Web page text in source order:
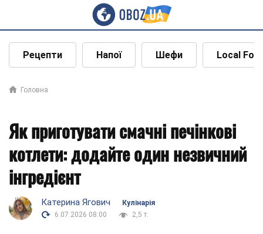
Рецепти Напої Шефи Local
Головна
Як приготувати смачні печінкові
котлети: додайте один незвичний
інгредієнт
Катерина Ягович
Кулінарія
6.07.2026 08:00
2,5 т.